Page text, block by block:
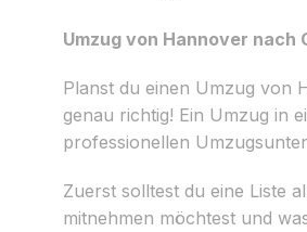
Umzug von Hannover
Planst du einen Umzug von
genau richtig! Ein Umzug in
professionellen
Zuerst solltest du eine Liste
mitnehmen möchtest und